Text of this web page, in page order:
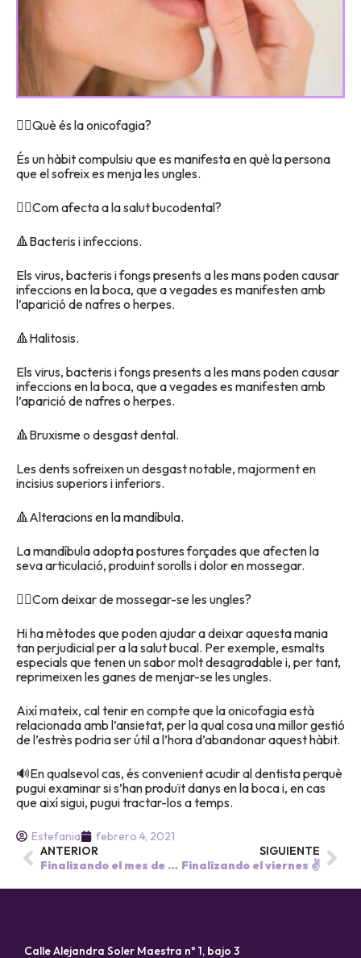
👉🏽Què és la onicofagia?
És un hàbit compulsiu que es manifesta en què la persona
que el sofreix es menja les ungles.
👉🏽Com afecta a la salut bucodental?
🔺Bacteris i infeccions.
Els virus, bacteris i fongs presents a les mans poden causar
infeccions en la boca, que a vegades es manifesten amb
l’aparició de nafres o herpes.
🔺Halitosis.
Els virus, bacteris i fongs presents a les mans poden causar
infeccions en la boca, que a vegades es manifesten amb
l’aparició de nafres o herpes.
🔺Bruxisme o desgast dental.
Les dents sofreixen un desgast notable, majorment en
incisius superiors i inferiors.
🔺Alteracions en la mandíbula.
La mandíbula adopta postures forçades que afecten la
seva articulació, produint sorolls i dolor en mossegar.
👉🏽Com deixar de mossegar-se les ungles?
Hi ha mètodes que poden ajudar a deixar aquesta mania
tan perjudicial per a la salut bucal. Per exemple, esmalts
especials que tenen un sabor molt desagradable i, per tant,
reprimeixen les ganes de menjar-se les ungles.
Així mateix, cal tenir en compte que la onicofagia està
relacionada amb l’ansietat, per la qual cosa una millor gestió
de l’estrès podria ser útil a l’hora d’abandonar aquest hàbit.
🔊En qualsevol cas, és convenient acudir al dentista perquè
pugui examinar si s’han produït danys en la boca i, en cas
que així sigui, pugui tractar-los a temps.
Estefania
febrero 4, 2021
ANTERIOR
Finalizando el mes de Conectados✌🏼
SIGUIENTE
Finalizando el viernes ✌️
Calle Alejandra Soler Maestra nº 1, bajo 3